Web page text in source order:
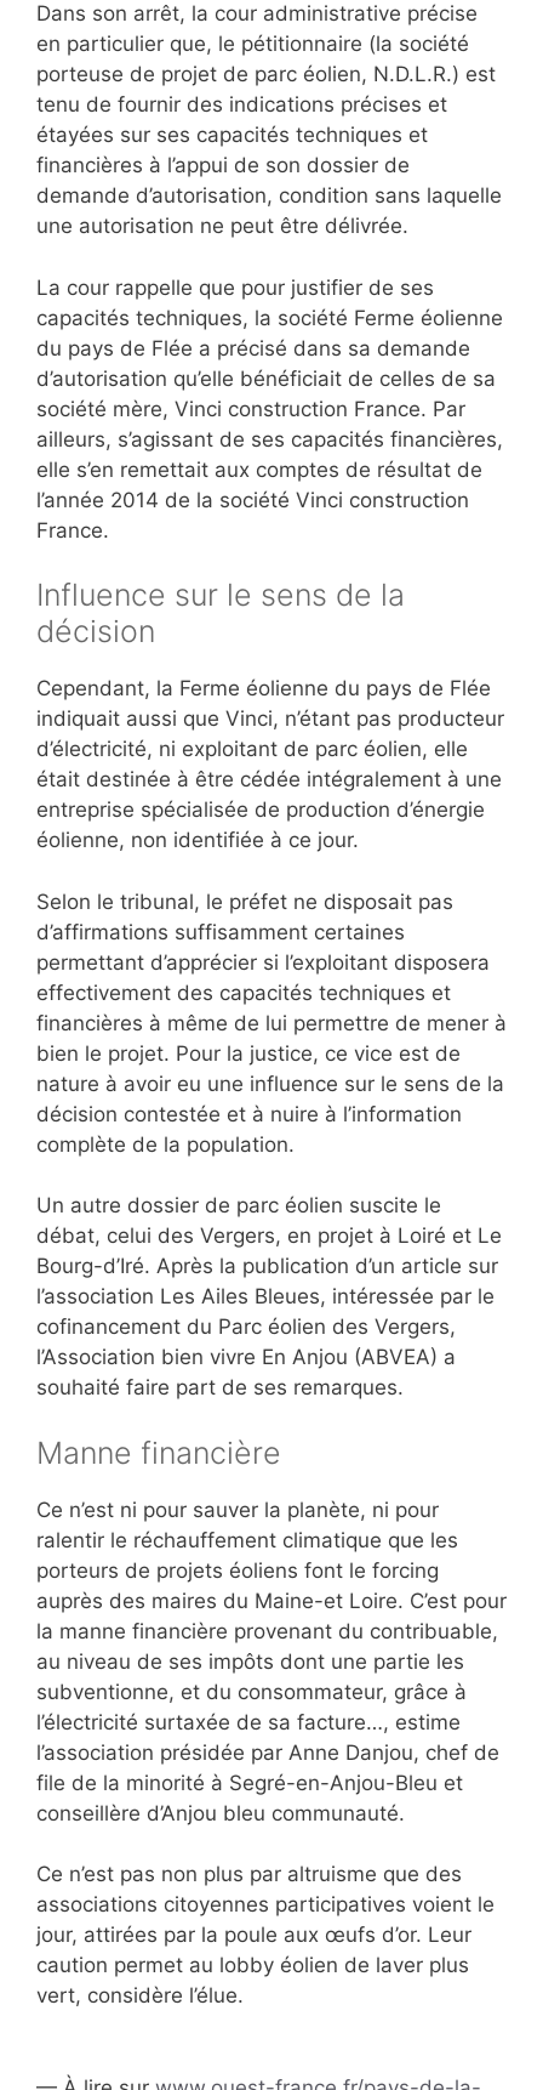
Dans son arrêt, la cour administrative précise
en particulier que, le pétitionnaire (la société
porteuse de projet de parc éolien, N.D.L.R.) est
tenu de fournir des indications précises et
étayées sur ses capacités techniques et
financières à l’appui de son dossier de
demande d’autorisation, condition sans laquelle
une autorisation ne peut être délivrée.
La cour rappelle que pour justifier de ses
capacités techniques, la société Ferme éolienne
du pays de Flée a précisé dans sa demande
d’autorisation qu’elle bénéficiait de celles de sa
société mère, Vinci construction France. Par
ailleurs, s’agissant de ses capacités financières,
elle s’en remettait aux comptes de résultat de
l’année 2014 de la société Vinci construction
France.
Influence sur le sens de la
décision
Cependant, la Ferme éolienne du pays de Flée
indiquait aussi que Vinci, n’étant pas producteur
d’électricité, ni exploitant de parc éolien, elle
était destinée à être cédée intégralement à une
entreprise spécialisée de production d’énergie
éolienne, non identifiée à ce jour.
Selon le tribunal, le préfet ne disposait pas
d’affirmations suffisamment certaines
permettant d’apprécier si l’exploitant disposera
effectivement des capacités techniques et
financières à même de lui permettre de mener à
bien le projet. Pour la justice, ce vice est de
nature à avoir eu une influence sur le sens de la
décision contestée et à nuire à l’information
complète de la population.
Un autre dossier de parc éolien suscite le
débat, celui des Vergers, en projet à Loiré et Le
Bourg-d’Iré. Après la publication d’un article sur
l’association Les Ailes Bleues, intéressée par le
cofinancement du Parc éolien des Vergers,
l’Association bien vivre En Anjou (ABVEA) a
souhaité faire part de ses remarques.
Manne financière
Ce n’est ni pour sauver la planète, ni pour
ralentir le réchauffement climatique que les
porteurs de projets éoliens font le forcing
auprès des maires du Maine-et Loire. C’est pour
la manne financière provenant du contribuable,
au niveau de ses impôts dont une partie les
subventionne, et du consommateur, grâce à
l’électricité surtaxée de sa facture…, estime
l’association présidée par Anne Danjou, chef de
file de la minorité à Segré-en-Anjou-Bleu et
conseillère d’Anjou bleu communauté.
Ce n’est pas non plus par altruisme que des
associations citoyennes participatives voient le
jour, attirées par la poule aux œufs d’or. Leur
caution permet au lobby éolien de laver plus
vert, considère l’élue.